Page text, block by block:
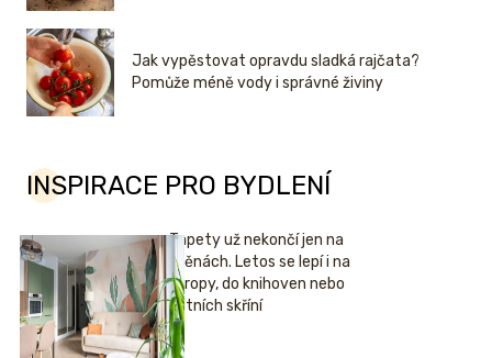
Jak vypěstovat opravdu sladká rajčata?
Pomůže méně vody i správné živiny
INSPIRACE PRO BYDLENÍ
Tapety už nekončí jen na
stěnách. Letos se lepí i na
stropy, do knihoven nebo
šatních skříní